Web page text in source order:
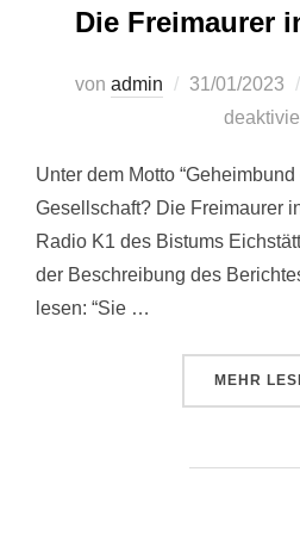
Die Freimaurer
von admin
Veröffentlicht
31/01/2023
Unter dem Motto
Gesellschaft? Die Freimaurer
Radio K1 des Bistums
der Beschreibung des
lesen: “Sie …
MEHR